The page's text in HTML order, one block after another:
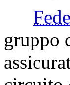
gruppo